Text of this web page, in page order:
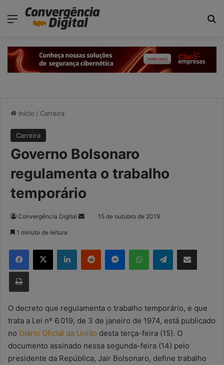
Menu
Início / Carreira
Carreira
Governo Bolsonaro
regulamenta o trabalho
temporário
Convergência Digital
d
-
m
a
i
l
15 de outubro de 2019
1 minuto de leitura
Telegram
O decreto que regulamenta o trabalho temporário, e que
trata a Lei nº 6.019, de 3 de janeiro de 1974, está publicado
no Diário Oficial da União desta terça-feira (15). O
documento assinado nessa segunda-feira (14) pelo
presidente da República, Jair Bolsonaro, define trabalho